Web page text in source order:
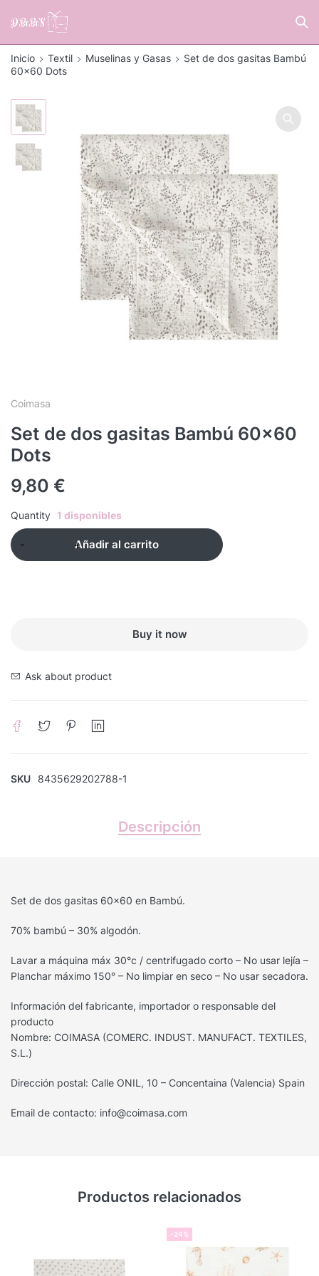
Inicio Textil Muselinas y Gasas
Set de dos gasitas Bambú
60×60 Dots
Coimasa
Set de dos gasitas Bambú 60×60
Dots
9,80 €
Quantity 1 disponibles
Añadir al carrito
Buy it now
Ask about product
SKU 8435629202788-1
Descripción
Set de dos gasitas 60×60 en Bambú.
70% bambú – 30% algodón.
Lavar a máquina máx 30°c / centrifugado corto – No usar lejía –
Planchar máximo 150° – No limpiar en seco – No usar secadora.
Información del fabricante, importador o responsable del
producto
Nombre: COIMASA (COMERC. INDUST. MANUFACT. TEXTILES,
S.L.)
Dirección postal: Calle ONIL, 10 – Concentaina (Valencia) Spain
Email de contacto: info@coimasa.com
Productos relacionados
-24%